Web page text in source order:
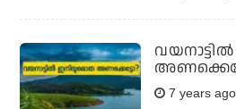
7 years ago